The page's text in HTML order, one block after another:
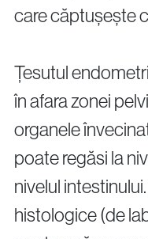
care căptușește
Țesutul
în afara zonei
organele
poate regăsi la
nivelul
histologice (de